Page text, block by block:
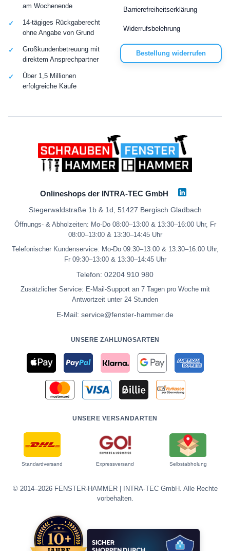
Barrierefreiheitserklärung
Widerrufsbelehrung
Bestellung widerrufen
am Wochenende
14-tägiges Rückgaberecht
ohne Angabe von Grund
Großkundenbetreuung mit
direktem Ansprechpartner
Über 1,5 Millionen
erfolgreiche Käufe
Onlineshops der INTRA-TEC GmbH
Stegerwaldstraße 1b & 1d, 51427 Bergisch Gladbach
Öffnungs- & Abholzeiten: Mo-Do 08:00–13:00 & 13:30–16:00 Uhr, Fr
08:00–13:00 & 13:30–14:45 Uhr
Telefonischer Kundenservice: Mo-Do 09:30–13:00 & 13:30–16:00 Uhr,
Fr 09:30–13:00 & 13:30–14:45 Uhr
Telefon: 02204 910 980
Zusätzlicher Service: E-Mail-Support an 7 Tagen pro Woche mit
Antwortzeit unter 24 Stunden
E-Mail: service@fenster-hammer.de
UNSERE ZAHLUNGSARTEN
UNSERE VERSANDARTEN
Standardversand Expressversand Selbstabholung
© 2014–2026 FENSTER-HAMMER | INTRA-TEC GmbH. Alle Rechte
vorbehalten.